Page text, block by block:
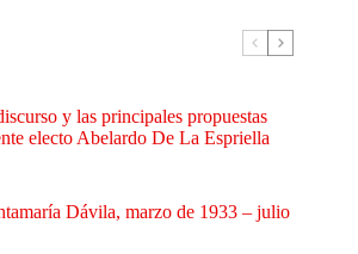
y las principales propuestas
electo Abelardo De La Espriella
Dávila, marzo de 1933 – julio